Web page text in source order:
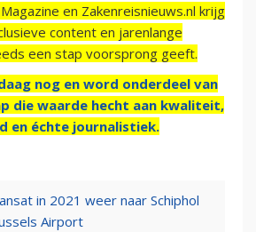
en Zakenreisnieuws.nl krijg
content en jarenlange
een stap voorsprong geeft.
nog en word onderdeel van
die waarde hecht aan kwaliteit,
en échte journalistiek.
in 2021 weer naar Schiphol
Airport